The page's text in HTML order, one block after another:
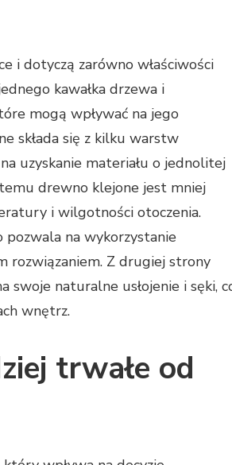
i dotyczą zarówno właściwości
kawałka drzewa i
mogą wpływać na jego
składa się z kilku warstw
uzyskanie materiału o jednolitej
drewno klejone jest mniej
i wilgotności otoczenia.
na wykorzystanie
rozwiązaniem. Z drugiej strony
naturalne usłojenie i sęki,
wnętrz.
trwałe od